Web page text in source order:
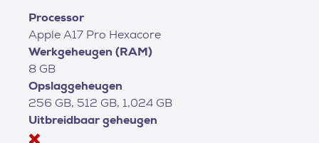
Processor
Apple A17 Pro Hexacore
Werkgeheugen (RAM)
8 GB
Opslaggeheugen
256 GB, 512 GB, 1,024 GB
Uitbreidbaar geheugen